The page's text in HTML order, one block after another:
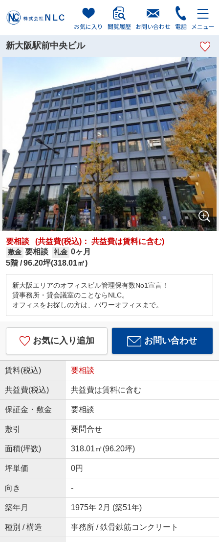
お気に入り 閲覧履歴 お問い合わせ 電話 メニュー
新大阪駅前中央ビル
要相談(共益費(税込)： 共益費は賃料に含む)
敷金 要相談 礼金 0ヶ月
5階 96.20坪(318.01㎡)
新大阪エリアのオフィスビル管理保有数No1宣言！
貸事務所・貸会議室のことならNLC。
オフィスをお探しの方は、パワーオフィスまで。
お気に入り追加 お問い合わせ
賃料(税込) 要相談
共益費(税込) 共益費は賃料に含む
保証金・敷金 要相談
敷引 要問合せ
面積(坪数) 318.01㎡(96.20坪)
坪単価 0円
向き -
築年月 1975年 2月 (築51年)
種別 / 構造 事務所 / 鉄骨鉄筋コンクリート